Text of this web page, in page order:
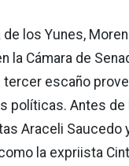
de los Yunes,
la Cámara de
tercer escaño
políticas. Antes de
Araceli Saucedo
la expriista